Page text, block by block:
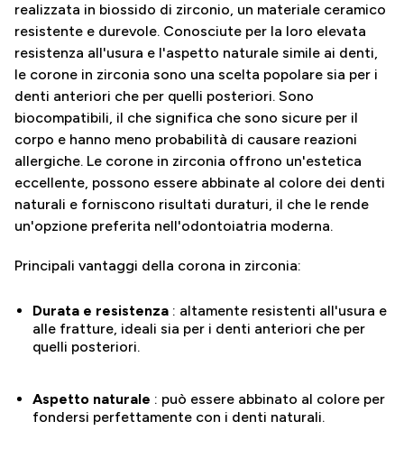
realizzata in biossido di zirconio, un materiale ceramico
resistente e durevole. Conosciute per la loro elevata
resistenza all'usura e l'aspetto naturale simile ai denti,
le corone in zirconia sono una scelta popolare sia per i
denti anteriori che per quelli posteriori. Sono
biocompatibili, il che significa che sono sicure per il
corpo e hanno meno probabilità di causare reazioni
allergiche. Le corone in zirconia offrono un'estetica
eccellente, possono essere abbinate al colore dei denti
naturali e forniscono risultati duraturi, il che le rende
un'opzione preferita nell'odontoiatria moderna.
Principali vantaggi della corona in zirconia:
Durata e resistenza : altamente resistenti all'usura e
alle fratture, ideali sia per i denti anteriori che per
quelli posteriori.
Aspetto naturale : può essere abbinato al colore per
fondersi perfettamente con i denti naturali.